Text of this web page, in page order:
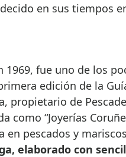
en sus tiempos
1969, fue uno de los
edición de la
propietario de
como “Joyerías
en pescados y
elaborado con